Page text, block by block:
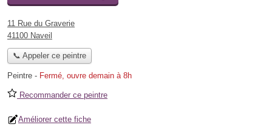
11 Rue du Graverie
41100 Naveil
📞 Appeler ce peintre
Peintre - Fermé, ouvre demain à 8h
Recommander ce peintre
Améliorer cette fiche